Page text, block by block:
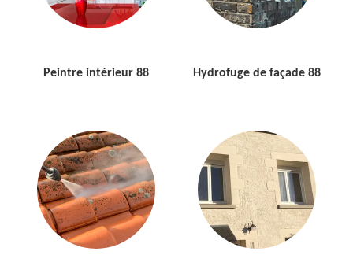
Peintre intérieur 88 Hydrofuge de façade 88